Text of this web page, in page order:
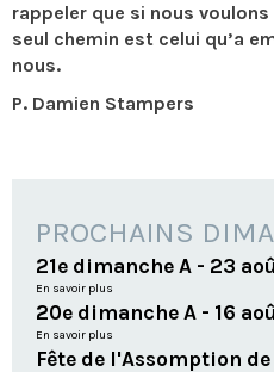
rappeler que si nous
seul chemin est celui qu’a
nous.
P. Damien Stampers
PROCHAINS
21e dimanche A - 23
En savoir plus
20e dimanche A - 16
En savoir plus
Fête de l'Assomption